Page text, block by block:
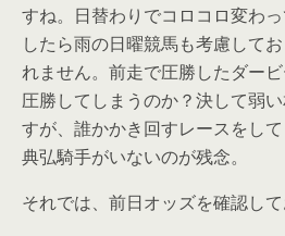
すね。日替わりでコロコロ変わ
したら雨の日曜競馬も考慮して
れません。前走で圧勝したダー
圧勝してしまうのか？決して弱
すが、誰かかき回すレースをし
典弘騎手がいないのが残念。
それでは、前日オッズを確認して